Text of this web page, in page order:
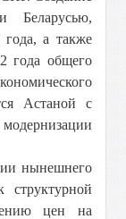
Беларусью,
а также
года общего
Астаной с
нынешнего
структурной
цен на